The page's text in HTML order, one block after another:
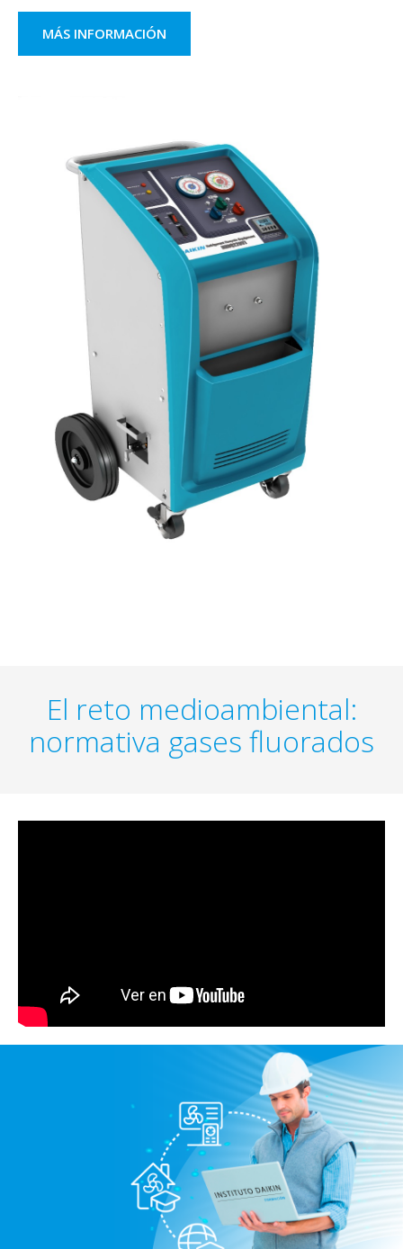
MÁS INFORMACIÓN
El reto medioambiental:
normativa gases fluorados